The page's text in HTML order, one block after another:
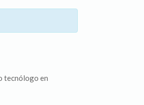
tecnólogo en